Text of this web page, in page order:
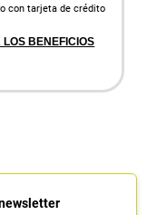
con tarjeta de crédito
LOS BENEFICIOS